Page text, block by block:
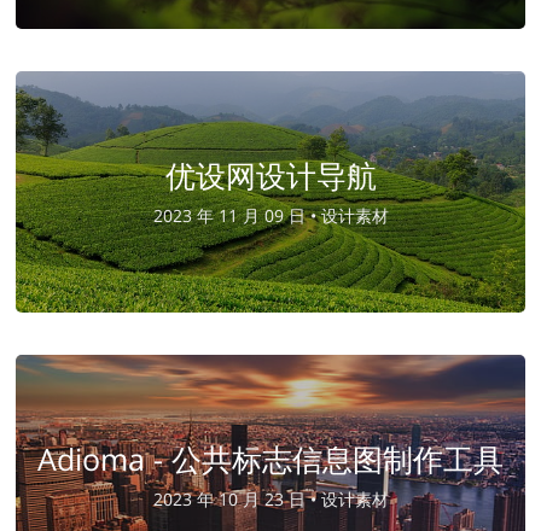
优设网设计导航
2023 年 11 月 09 日 •设计素材
Adioma - 公共标志信息图制作工具
2023 年 10 月 23 日 •设计素材